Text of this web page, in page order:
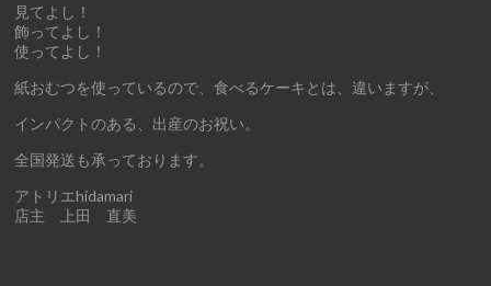
見てよし！
飾ってよし！
使ってよし！
紙おむつを使っているので、食べるケーキとは、違いますが、
インパクトのある、出産のお祝い。
全国発送も承っております。
アトリエhidamari
店主 上田 直美